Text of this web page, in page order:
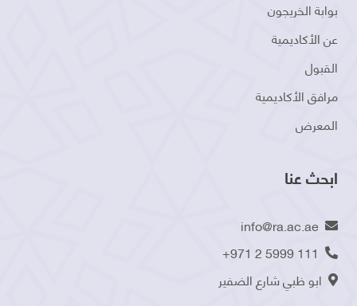
بوابة الخريجون
عن الأكاديمية
القبول
مرافق الأكاديمية
المعرض
ابحث عنا
info@ra.ac.ae
+971 2 5999 111
ابو ظبي شارع الضفير